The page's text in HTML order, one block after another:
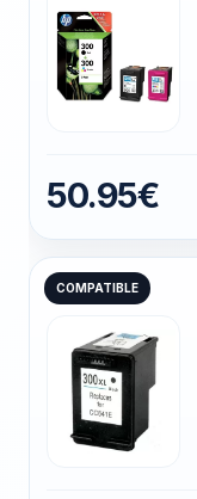
50.95€
COMPATIBLE